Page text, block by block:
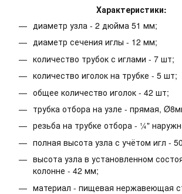
Характеристики:
диаметр узла - 2 дюйма 51 мм;
диаметр сечения иглы - 12 мм;
количество трубок с иглами - 7 шт;
количество иголок на трубке - 5 шт;
общее количество иголок - 42 шт;
трубка отбора на узле - прямая,
резьба на трубке отбора - ¼"
полная высота узла с учётом игл -
высота узла в установленном
колонне - 42 мм;
материал - пищевая нержавеющая